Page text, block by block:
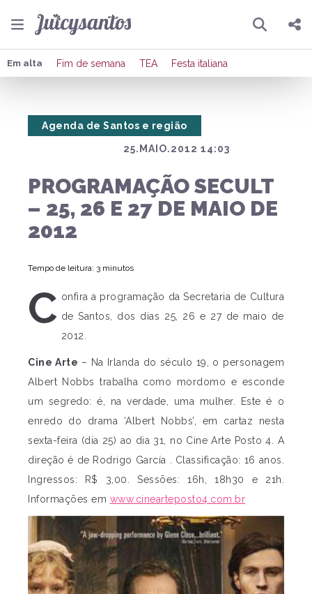
Pesquisar
Compartilhar
Publicar no X
Em alta Fim de semana TEA Festa italiana
25.MAIO.2012 14:03
Agenda de Santos e região
PROGRAMAÇÃO SECULT
– 25, 26 E 27 DE MAIO DE
2012
Tempo de leitura: 3 minutos
C onfira a programação da Secretaria de Cultura
de Santos, dos dias 25, 26 e 27 de maio de
2012.
Cine Arte – Na Irlanda do século 19, o personagem
Albert Nobbs trabalha como mordomo e esconde
um segredo: é, na verdade, uma mulher. Este é o
enredo do drama ‘Albert Nobbs’, em cartaz nesta
sexta-feira (dia 25) ao dia 31, no Cine Arte Posto 4. A
direção é de Rodrigo García . Classificação: 16 anos.
Ingressos: R$ 3,00. Sessões: 16h, 18h30 e 21h.
Informações em www.cinearteposto4.com.br